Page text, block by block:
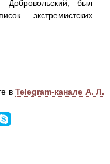
был
экстремистских
в Telegram-канале А. Л.